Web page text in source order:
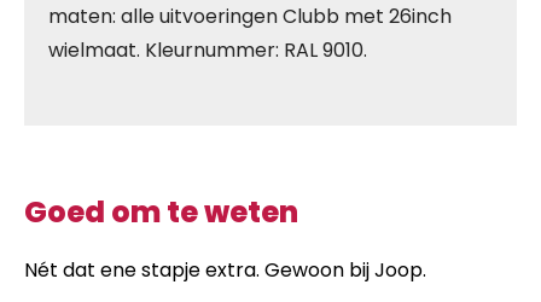
maten: alle uitvoeringen Clubb met 26inch
wielmaat. Kleurnummer: RAL 9010.
Goed om te weten
Nét dat ene stapje extra. Gewoon bij Joop.